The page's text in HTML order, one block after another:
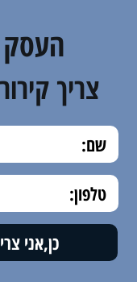
העסק
צריך